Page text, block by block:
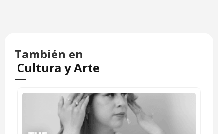
También en
Cultura y Arte